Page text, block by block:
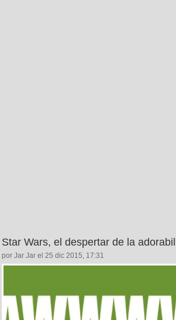
Star Wars, el despertar de la
por Jar Jar el 25 dic 2015, 17:31